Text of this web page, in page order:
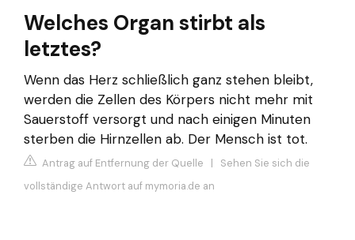
Welches Organ stirbt als
letztes?
Wenn das Herz schließlich ganz stehen bleibt,
werden die Zellen des Körpers nicht mehr mit
Sauerstoff versorgt und nach einigen Minuten
sterben die Hirnzellen ab. Der Mensch ist tot.
Antrag auf Entfernung der Quelle | Sehen Sie sich die
vollständige Antwort auf mymoria.de an